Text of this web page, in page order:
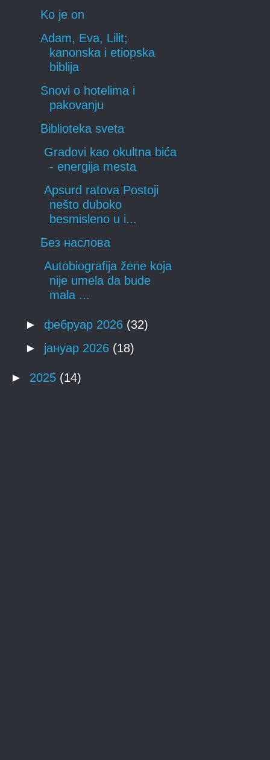
Ko je on
Adam, Eva, Lilit;
kanonska i etiopska
biblija
Snovi o hotelima i
pakovanju
Biblioteka sveta
Gradovi kao okultna bića
- energija mesta
Apsurd ratova Postoji
nešto duboko
besmisleno u i...
Без наслова
Autobiografija žene koja
nije umela da bude
mala ...
► фебруар 2026 (32)
► јануар 2026 (18)
► 2025 (14)